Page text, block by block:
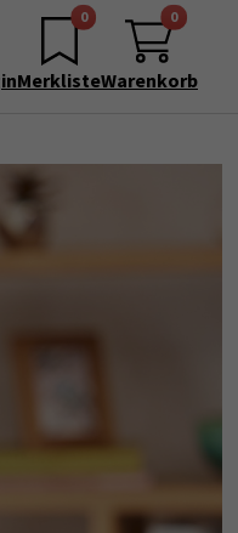
0
Merkliste
0
Warenkorb